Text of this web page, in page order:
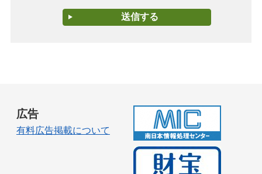
広告
有料広告掲載について